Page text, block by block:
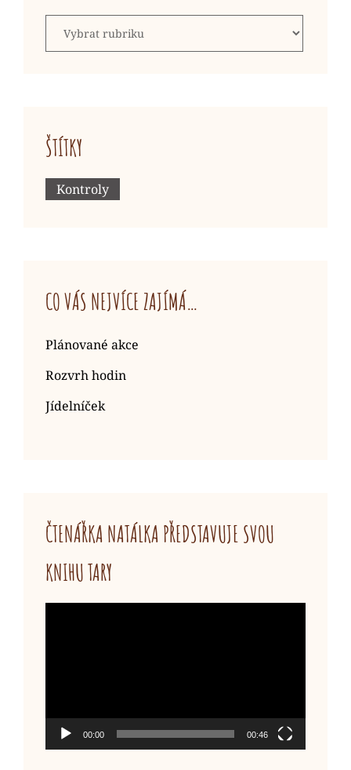
příspěvků
ŠTÍTKY
Kontroly
CO VÁS NEJVÍCE ZAJÍMÁ…
Plánované akce
Rozvrh hodin
Jídelníček
ČTENÁŘKA NATÁLKA PŘEDSTAVUJE SVOU
KNIHU TARY
00:00 00:46